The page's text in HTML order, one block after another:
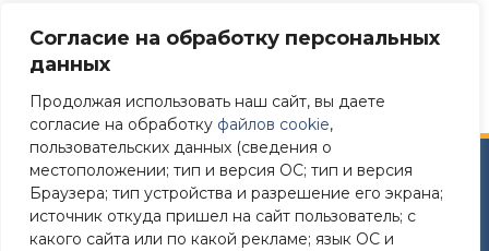
Согласие на обработку персональных
данных
Продолжая использовать наш сайт, вы даете
согласие на обработку файлов cookie,
пользовательских данных (сведения о
местоположении; тип и версия ОС; тип и версия
Браузера; тип устройства и разрешение его экрана;
источник откуда пришел на сайт пользователь; с
какого сайта или по какой рекламе; язык ОС и
Сайт разработан в соответствии
с требованиями Постановления Правительства РФ №
582 от 11.12.2018